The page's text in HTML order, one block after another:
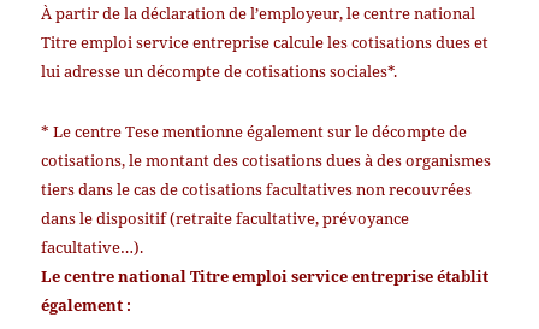
À partir de la déclaration de l’employeur, le centre national
Titre emploi service entreprise calcule les cotisations dues et
lui adresse un décompte de cotisations sociales*.
* Le centre Tese mentionne également sur le décompte de
cotisations, le montant des cotisations dues à des organismes
tiers dans le cas de cotisations facultatives non recouvrées
dans le dispositif (retraite facultative, prévoyance
facultative…).
Le centre national Titre emploi service entreprise établit
également :